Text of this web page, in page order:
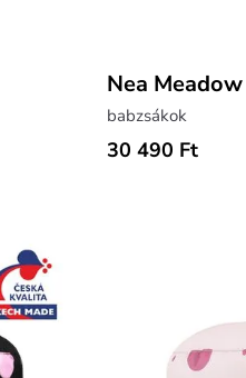
Nea
babzsákok
30 490 Ft